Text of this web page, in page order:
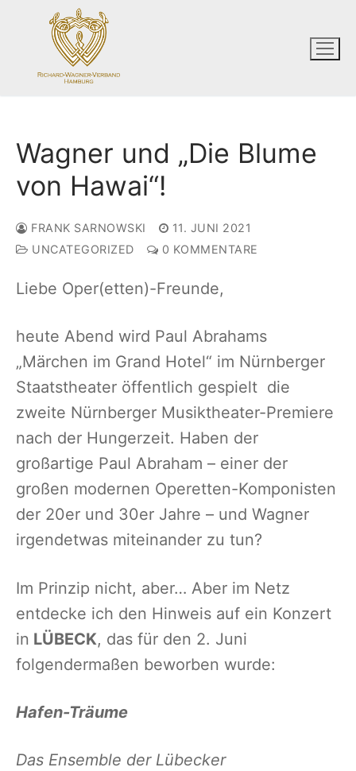
springen
Wagner und „Die Blume
von Hawai“!
FRANK SARNOWSKI
11. JUNI 2021
UNCATEGORIZED
0 KOMMENTARE
Liebe Oper(etten)-Freunde,
heute Abend wird Paul Abrahams
„Märchen im Grand Hotel“ im Nürnberger
Staatstheater öffentlich gespielt die
zweite Nürnberger Musiktheater-Premiere
nach der Hungerzeit. Haben der
großartige Paul Abraham – einer der
großen modernen Operetten-Komponisten
der 20er und 30er Jahre – und Wagner
irgendetwas miteinander zu tun?
Im Prinzip nicht, aber… Aber im Netz
entdecke ich den Hinweis auf ein Konzert
in LÜBECK, das für den 2. Juni
folgendermaßen beworben wurde:
Hafen-Träume
Das Ensemble der Lübecker